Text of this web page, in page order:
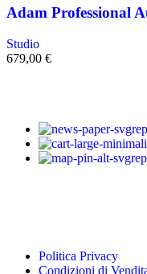
Adam Professional
Studio
679,00 €
Politica Privacy
Condizioni di